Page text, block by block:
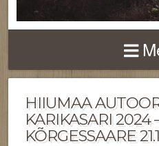
HIIUMAA
KARIKASARI 2024
KÕRGESSAARE